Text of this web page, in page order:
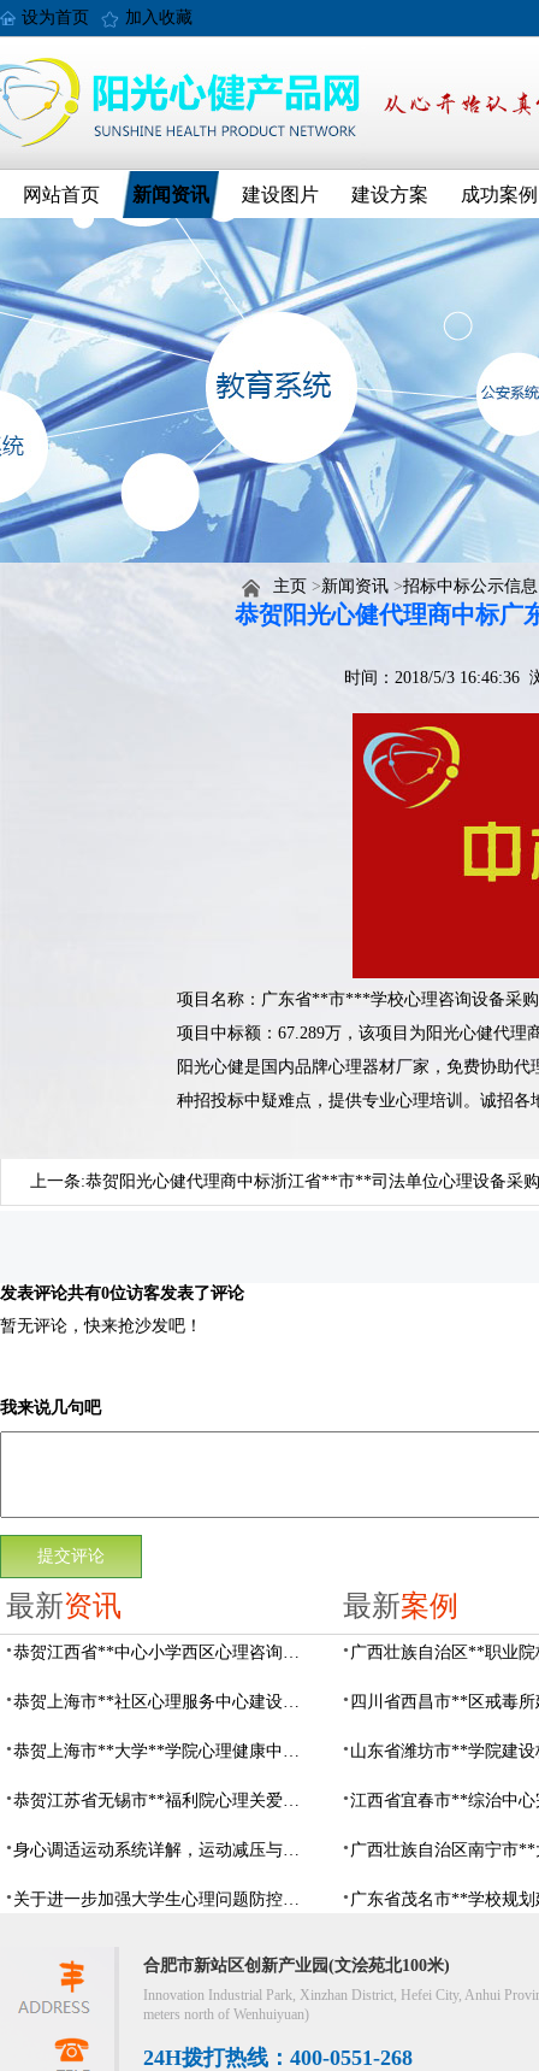
设为首页 加入收藏
网站首页 新闻资讯 建设图片 建设方案 成功案例
主页 >新闻资讯 >招标中标公示信息
恭贺阳光心健代理商中标
时间：2018/5/3 16:46:36
项目名称： 广东省**市***学校心理咨询设备采
项目中标额：67.289万，该项目为阳光心健代理
阳光心健是国内品牌心理器材厂家，免费协助
种招投标中疑难点，提供专业心理培训。诚招各
上一条:恭贺阳光心健代理商中标浙江省**市**司法单位心理设备采
发表评论共有0位访客发表了评论
暂无评论，快来抢沙发吧！
我来说几句吧
最新资讯
恭贺江西省**中心小学西区心理咨询教室设备采购项目由阳光心健代理商中标
恭贺上海市**社区心理服务中心建设项目由阳光心健代理商中标
恭贺上海市**大学**学院心理健康中心建设项目由阳光心健代理商中标
恭贺江苏省无锡市**福利院心理关爱中心建设项目由阳光心健代理商中标
身心调适运动系统详解，运动减压与心理调适全指南
关于进一步加强大学生心理问题防控，防控大学生心理危机
最新案例
合肥市新站区创新产业园(文浍苑北100米)
Innovation Industrial Park, Xinzhan District, Hefei City, Anhui
meters north of Wenhuiyuan)
24H拨打热线：400-0551-268